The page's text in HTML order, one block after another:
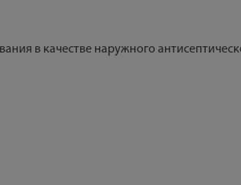
в качестве наружного